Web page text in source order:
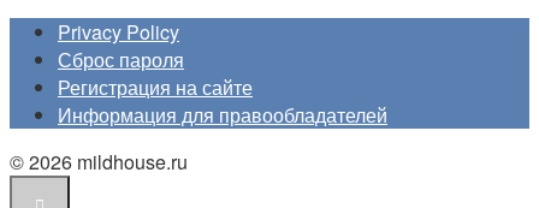
Privacy Policy
Сброс пароля
Регистрация на сайте
Информация для правообладателей
© 2026 mildhouse.ru